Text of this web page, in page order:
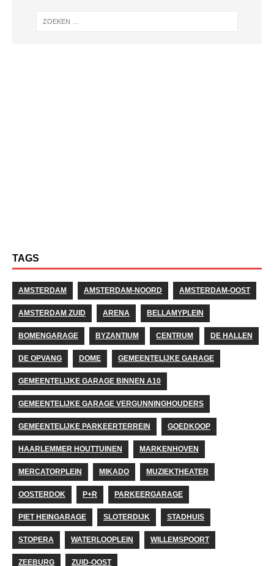
TAGS
AMSTERDAM AMSTERDAM-NOORD AMSTERDAM-OOST
AMSTERDAM ZUID ARENA BELLAMYPLEIN
BOMENGARAGE BYZANTIUM CENTRUM DE HALLEN
DE OPVANG DOME GEMEENTELIJKE GARAGE
GEMEENTELIJKE GARAGE BINNEN A10
GEMEENTELIJKE GARAGE VERGUNNINGHOUDERS
GEMEENTELIJKE PARKEERTERREIN GOEDKOOP
HAARLEMMER HOUTTUINEN MARKENHOVEN
MERCATORPLEIN MIKADO MUZIEKTHEATER
OOSTERDOK P+R PARKEERGARAGE
PIET HEINGARAGE SLOTERDIJK STADHUIS
STOPERA WATERLOOPLEIN WILLEMSPOORT
ZEEBURG ZUID-OOST